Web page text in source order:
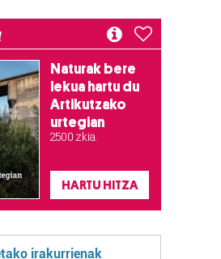
Naturak bere
lekua hartu du
Artikutzako
urtegian
2.500 zkia.
HARTU HITZA
irakurrienak